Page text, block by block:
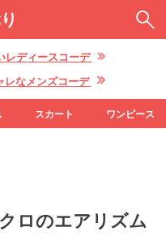
レディースコーデ
なメンズコーデ
スカート ワンピース
ロのエアリズム